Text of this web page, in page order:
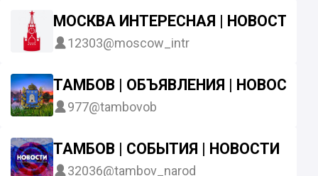
МОСКВА ИНТЕРЕСНАЯ | НОВОСТИ
12303@moscow_intr
ТАМБОВ | ОБЪЯВЛЕНИЯ | НОВОСТИ|
977@tambovob
ТАМБОВ | СОБЫТИЯ | НОВОСТИ
32036@tambov_narod